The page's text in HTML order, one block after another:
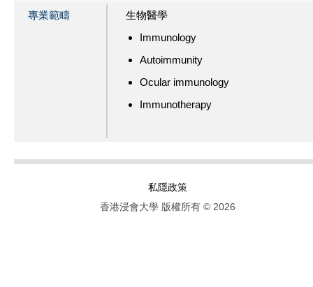
專業範疇
生物醫學
Immunology
Autoimmunity
Ocular immunology
Immunotherapy
私隱政策
香港浸會大學 版權所有 © 2026